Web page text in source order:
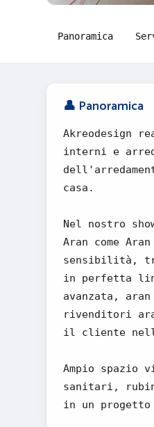
Panoramica
👤 Panoramica
Akreodesign
interni e
casa.
Nel nostro
Aran come
sensibilità,
in perfetta
avanzata,
rivenditori
il cliente
Ampio
sanitari,
in un